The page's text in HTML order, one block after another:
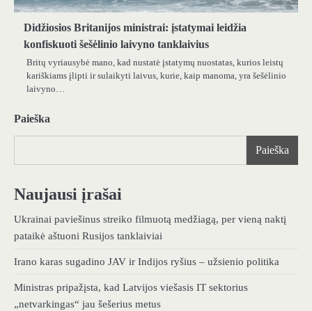
Didžiosios Britanijos ministrai: įstatymai leidžia
konfiskuoti šešėlinio laivyno tanklaivius
Britų vyriausybė mano, kad nustatė įstatymų nuostatas, kurios leistų
kariškiams įlipti ir sulaikyti laivus, kurie, kaip manoma, yra šešėlinio
laivyno…
Paieška
Paieška
Naujausi įrašai
Ukrainai paviešinus streiko filmuotą medžiagą, per vieną naktį
pataikė aštuoni Rusijos tanklaiviai
Irano karas sugadino JAV ir Indijos ryšius – užsienio politika
Ministras pripažįsta, kad Latvijos viešasis IT sektorius
„netvarkingas“ jau šešerius metus